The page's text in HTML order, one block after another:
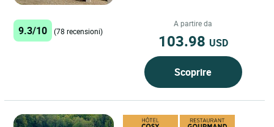
9.3/10 (78 recensioni)
A partire da
103.98 USD
Scoprire